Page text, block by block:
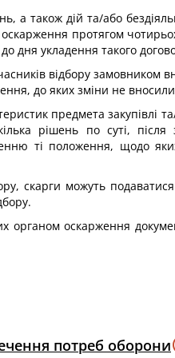
а також дій та/або
протягом
дня укладення такого
відбору замовником
до яких зміни не
предмета закупівлі
рішень по суті, після
ті положення, щодо
скарги можуть
оскарження
потреб оборони